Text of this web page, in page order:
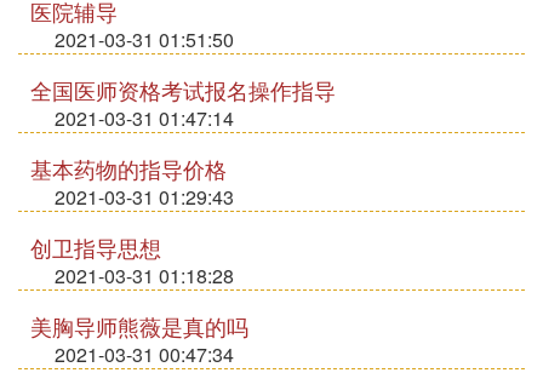
医院辅导
2021-03-31 01:51:50
全国医师资格考试报名操作指导
2021-03-31 01:47:14
基本药物的指导价格
2021-03-31 01:29:43
创卫指导思想
2021-03-31 01:18:28
美胸导师熊薇是真的吗
2021-03-31 00:47:34